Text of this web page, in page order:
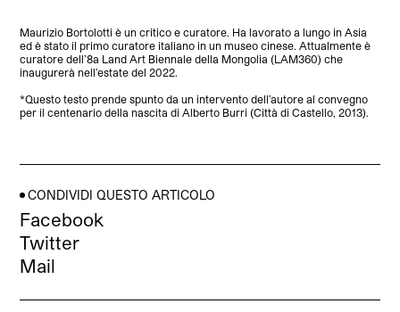
Maurizio Bortolotti è un critico e curatore. Ha lavorato a lungo in Asia
ed è stato il primo curatore italiano in un museo cinese. Attualmente è
curatore dell’8a Land Art Biennale della Mongolia (LAM360) che
inaugurerà nell’estate del 2022.
*Questo testo prende spunto da un intervento dell’autore al convegno
per il centenario della nascita di Alberto Burri (Città di Castello, 2013).
CONDIVIDI QUESTO ARTICOLO
Facebook
Twitter
Mail